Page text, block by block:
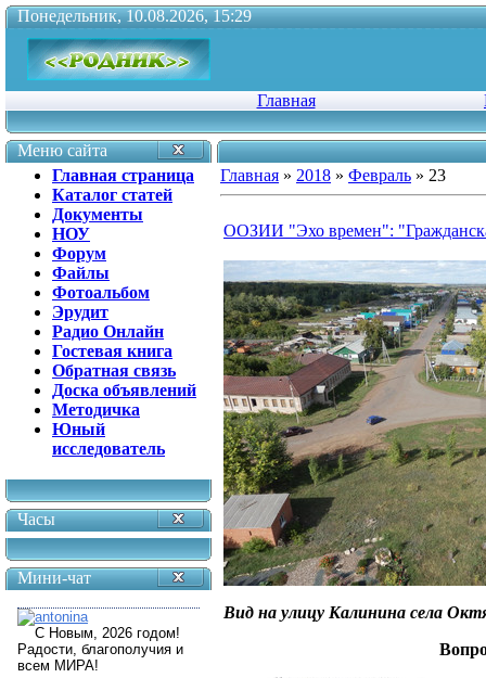
Понедельник, 10.08.2026, 15:29
Главная
Меню сайта
Главная страница
Каталог статей
Документы
НОУ
Форум
Файлы
Фотоальбом
Эрудит
Радио Онлайн
Гостевая книга
Обратная связь
Доска объявлений
Методичка
Юный
исследователь
Часы
Мини-чат
Главная » 2018 » Февраль » 23
ООЗИИ "Эхо времен":
Вид на улицу Калинина села